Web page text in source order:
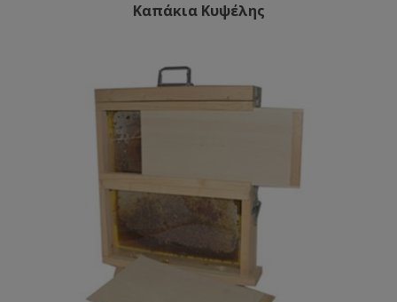
Καπάκια Κυψέλης